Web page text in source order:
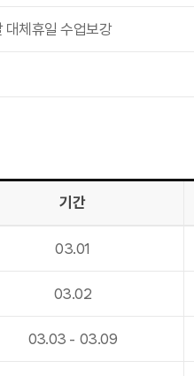
대체휴일 수업보강
기간
03.01
03.02
03.03 - 03.09